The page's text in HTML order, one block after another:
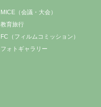
MICE（会議・大会）
教育旅行
FC（フィルムコミッション）
フォトギャラリー